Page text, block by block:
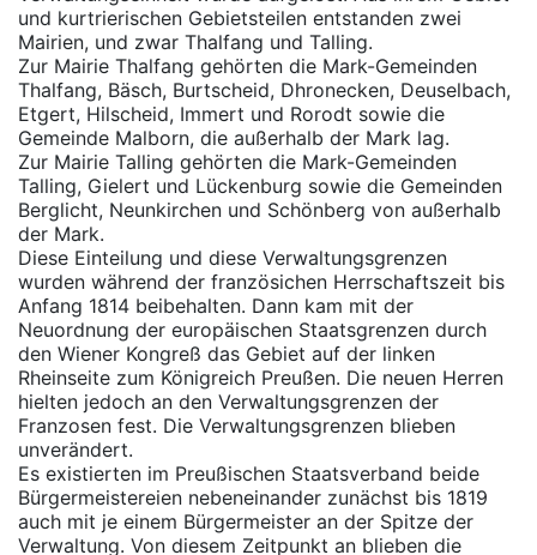
und kurtrierischen Gebietsteilen entstanden zwei
Mairien, und zwar Thalfang und Talling.
Zur Mairie Thalfang gehörten die Mark-Gemeinden
Thalfang, Bäsch, Burtscheid, Dhronecken, Deuselbach,
Etgert, Hilscheid, Immert und Rorodt sowie die
Gemeinde Malborn, die außerhalb der Mark lag.
Zur Mairie Talling gehörten die Mark-Gemeinden
Talling, Gielert und Lückenburg sowie die Gemeinden
Berglicht, Neunkirchen und Schönberg von außerhalb
der Mark.
Diese Einteilung und diese Verwaltungsgrenzen
wurden während der französichen Herrschaftszeit bis
Anfang 1814 beibehalten. Dann kam mit der
Neuordnung der europäischen Staatsgrenzen durch
den Wiener Kongreß das Gebiet auf der linken
Rheinseite zum Königreich Preußen. Die neuen Herren
hielten jedoch an den Verwaltungsgrenzen der
Franzosen fest. Die Verwaltungsgrenzen blieben
unverändert.
Es existierten im Preußischen Staatsverband beide
Bürgermeistereien nebeneinander zunächst bis 1819
auch mit je einem Bürgermeister an der Spitze der
Verwaltung. Von diesem Zeitpunkt an blieben die